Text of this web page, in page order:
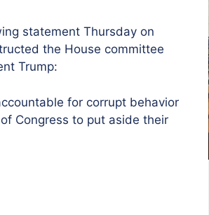
statement Thursday on
the House committee
Trump:
for corrupt behavior
Congress to put aside their